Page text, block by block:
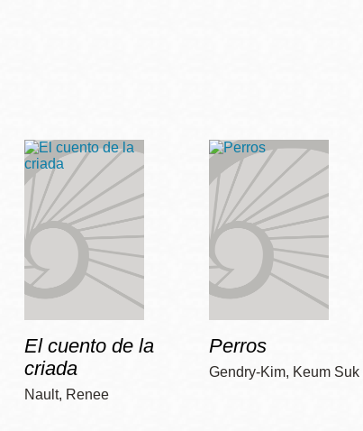
El cuento de la
criada
Nault, Renee
Perros
Gendry-Kim, Keum Suk